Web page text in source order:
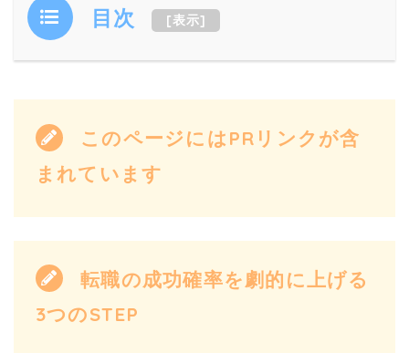
目次 [表示]
このページにはPRリンクが含
まれています
転職の成功確率を劇的に上げる
3つのSTEP